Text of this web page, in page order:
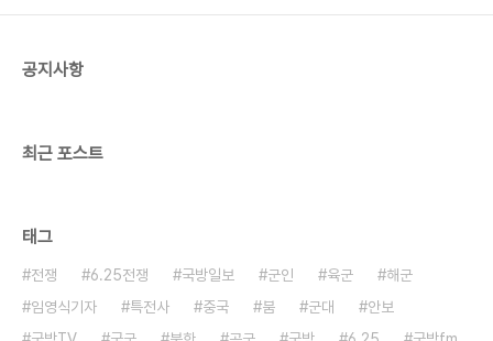
공지사항
최근 포스트
태그
전쟁 6.25전쟁 국방일보 군인 육군
해군
임영식기자
특전사 중국 붐 군대
안보